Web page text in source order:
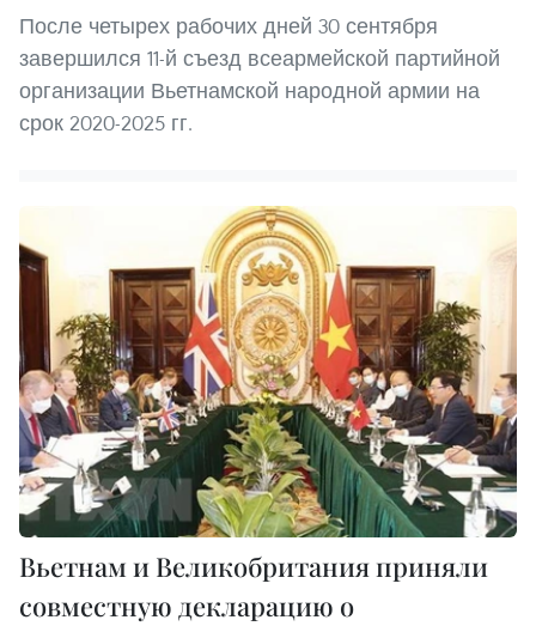
После четырех рабочих дней 30 сентября
завершился 11-й съезд всеармейской партийной
организации Вьетнамской народной армии на
срок 2020-2025 гг.
Вьетнам и Великобритания приняли
совместную декларацию о